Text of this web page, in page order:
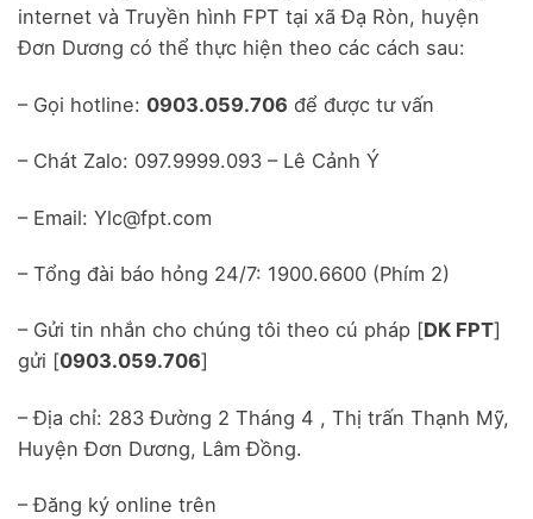
internet và Truyền hình FPT tại xã Đạ Ròn, huyện
Đơn Dương có thể thực hiện theo các cách sau:
– Gọi hotline: 0903.059.706 để được tư vấn
– Chát Zalo: 097.9999.093 – Lê Cảnh Ý
– Email: Ylc@fpt.com
– Tổng đài báo hỏng 24/7: 1900.6600 (Phím 2)
– Gửi tin nhắn cho chúng tôi theo cú pháp [DK FPT]
gửi [0903.059.706]
– Địa chỉ: 283 Đường 2 Tháng 4 , Thị trấn Thạnh Mỹ,
Huyện Đơn Dương, Lâm Đồng.
– Đăng ký online trên